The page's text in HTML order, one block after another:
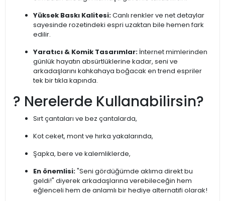
Yüksek Baskı Kalitesi:Canlı renkler ve net detaylar
sayesinde rozetindeki espri uzaktan bile hemen fark
edilir.
Yaratıcı & Komik Tasarımlar: İnternet mimlerinden
günlük hayatın absürtlüklerine kadar, seni ve
arkadaşlarını kahkahaya boğacak en trend espriler
tek bir tıkla kapında.
? Nerelerde Kullanabilirsin?
Sırt çantaları ve bez çantalarda,
Kot ceket, mont ve hırka yakalarında,
Şapka, bere ve kalemliklerde,
En önemlisi:"Seni gördüğümde aklıma direkt bu
geldi!" diyerek arkadaşlarına verebileceğin hem
eğlenceli hem de anlamlı bir hediye alternatifi olarak!